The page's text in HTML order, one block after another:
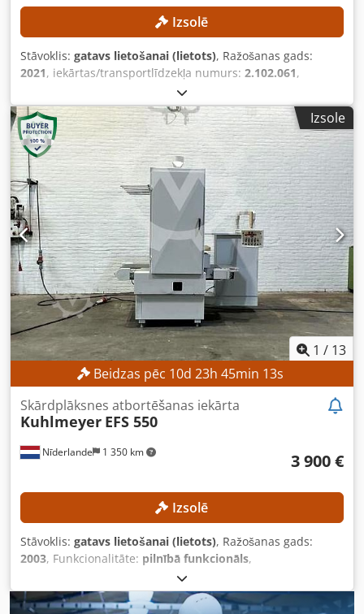
Izsolē
Stāvoklis: gatavs lietošanai (lietots), Ražošanas gads:
2021, iekārtas/transportlīdzekļa numurs: 2.102.061,
pilnībā funkcionāls
gājiena garums:210 mm, kakla dziļums:410 mm,
kontroliera modelis:Cybelec CybTouch 8W, darba
platums:3 100 mm, TEHNISKIE RĀDĪTĀJI Dodpezrmu Nsfx
Aczeck Spiedes spēks: 135 t Maksimālā darbības platums:
3100 mm Statīvu attālums: 2500 mm Izvirzījums: 410 mm
Aizmugurējā atbalsta dziļums: 750 mm Maksimālais
gājiens: 210 mm Ašu skaits: 4 (Y1, Y2, X, R) IERĪCES RĀDĪTĀJI
Vadības sistēma: Cybelec CybTouch 8W Jauda: 11 kW
Instrumentu turētāja tips: Eiropas standarta tips Štampta
turētājs: standarta Izmēri un svars Izmēri (garums x
platums x augstums): 3720 × 2300 × 2750 mm Transporta
svars: 7700 kg Transporta iepakojumi: 1 APRĪKOJUMS
Instrumenti CE marķējums Dokumentācija
Izsole
1 / 13
Beidzas pēc 10d 23h 45min 11s
Nīderlande 1 350 km
Skārdplāksnes atbortēšanas iekārta
Kuhlmeyer EFS 550
3 900 €
Izsolē
Stāvoklis: gatavs lietošanai (lietots), Ražošanas gads:
2003, Funkcionalitāte: pilnībā funkcionāls,
iekārtas/transportlīdzekļa numurs:
platums:550 mm, kopējais svars:3 000 kg, jauda:32 kW
(43,51 zs), TEHNISKIE RĀDĪTĀJI Staciju skaits: 1 gab. Stacijas